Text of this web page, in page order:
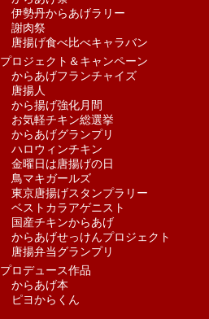
伊勢丹からあげラリー
謝肉祭
唐揚げ食べ比べキャラバン
プロジェクト＆キャンペーン
からあげフランチャイズ
唐揚人
から揚げ強化月間
お気軽チキン総選挙
からあげグランプリ
ハロウィンチキン
金曜日は唐揚げの日
鳥マキガールズ
東京唐揚げスタンプラリー
ベストカラアゲニスト
国産チキンからあげ
からあげせっけんプロジェクト
唐揚弁当グランプリ
プロデュース作品
からあげ本
ピヨからくん